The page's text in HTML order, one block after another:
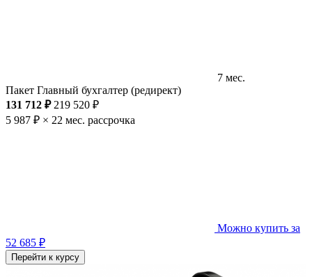
7 мес.
Пакет Главный бухгалтер (редирект)
131 712 ₽ 219 520 ₽
5 987 ₽ × 22 мес. рассрочка
Можно купить за
52 685 ₽
Перейти к курсу